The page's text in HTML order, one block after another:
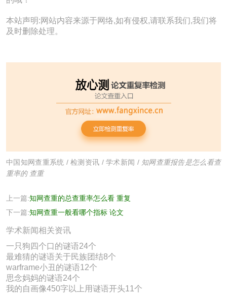
本站声明:网站内容来源于网络,如有侵权,请联系我们,我们将
及时删除处理。
中国知网查重系统 /检测资讯 / 学术新闻 / 知网查重报告是怎么看查
重率的 查重
上一篇:知网查重的总查重率怎么看 重复
下一篇:知网查重一般看哪个指标 论文
学术新闻相关资讯
一只狗四个口的谜语24个
最难猜的谜语关于民族团结8个
warframe小丑的谜语12个
思念妈妈的谜语24个
我的自画像450字以上用谜语开头11个